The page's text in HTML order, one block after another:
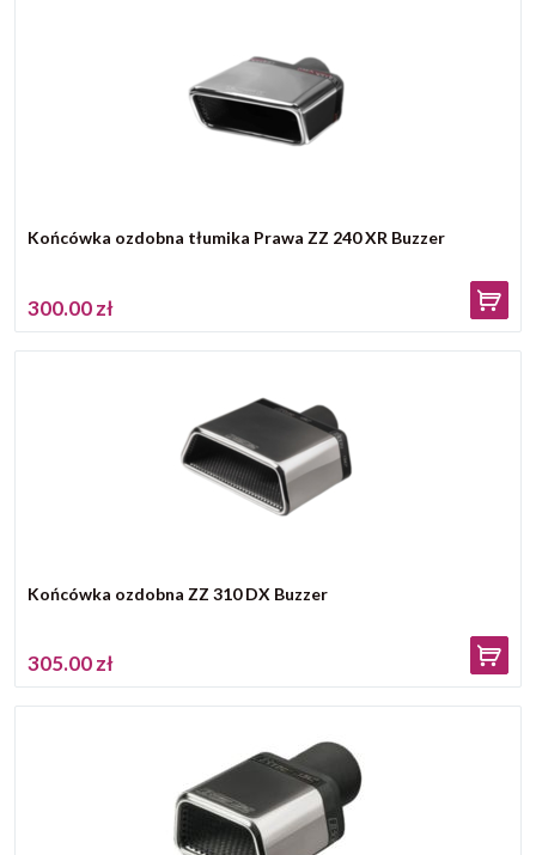
Końcówka ozdobna tłumika Prawa ZZ 240 XR Buzzer
300.00 zł
Końcówka ozdobna ZZ 310 DX Buzzer
305.00 zł